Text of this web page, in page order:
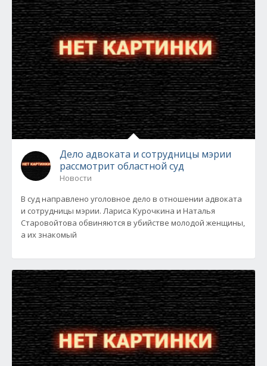
Дело адвоката и сотрудницы мэрии
рассмотрит областной суд
Новости
В суд направлено уголовное дело в отношении адвоката
и сотрудницы мэрии. Лариса Курочкина и Наталья
Старовойтова обвиняются в убийстве молодой женщины,
а их знакомый